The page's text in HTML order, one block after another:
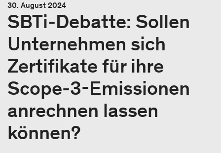
30. August 2024
SBTi-Debatte: Sollen
Unternehmen sich
Zertifikate für ihre
Scope-3-Emissionen
anrechnen lassen
können?